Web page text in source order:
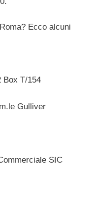
Ecco alcuni
Box T/154
Gulliver
SIC